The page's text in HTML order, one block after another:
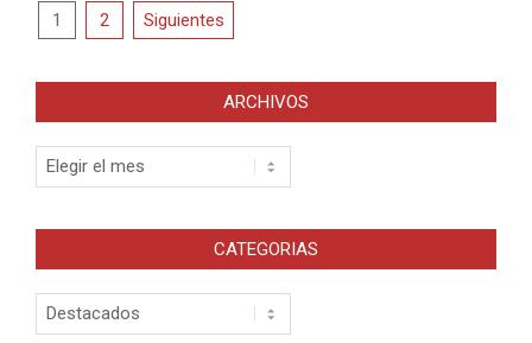
Paginación
1 2 Siguientes
ARCHIVOS
Archivos
CATEGORIAS
Categorias